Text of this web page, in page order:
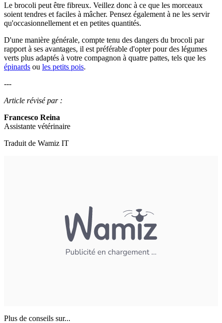
Le brocoli peut être fibreux. Veillez donc à ce que les morceaux
soient tendres et faciles à mâcher. Pensez également à ne les servir
qu'occasionnellement et en petites quantités.
D'une manière générale, compte tenu des dangers du brocoli par
rapport à ses avantages, il est préférable d'opter pour des légumes
verts plus adaptés à votre compagnon à quatre pattes, tels que les
épinards ou les petits pois.
---
Article révisé par :
Francesco Reina
Assistante vétérinaire
Traduit de Wamiz IT
Plus de conseils sur...